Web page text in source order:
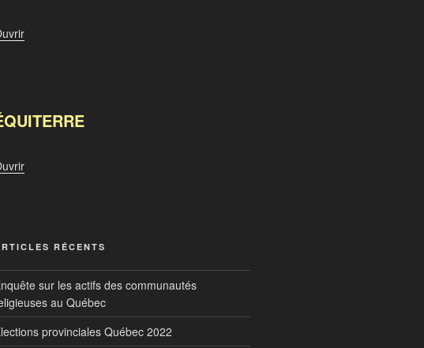
RÉCENTS
sur les actifs des communautés
au Québec
provinciales Québec 2022